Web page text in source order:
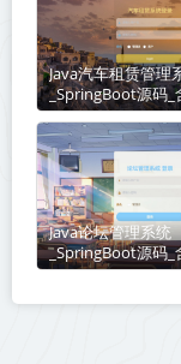
Java汽车租赁管理
_SpringBoot源码_
程部署服务
Java论坛管理系统
_SpringBoot源码_
程部署服务